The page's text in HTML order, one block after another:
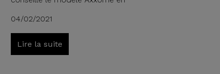
04/02/2021
Lire la suite